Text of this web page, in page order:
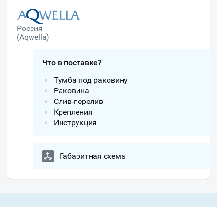
Россия
(Aqwella)
Что в поставке?
Тумба под раковину
Раковина
Слив-перелив
Крепления
Инструкция
Габаритная схема